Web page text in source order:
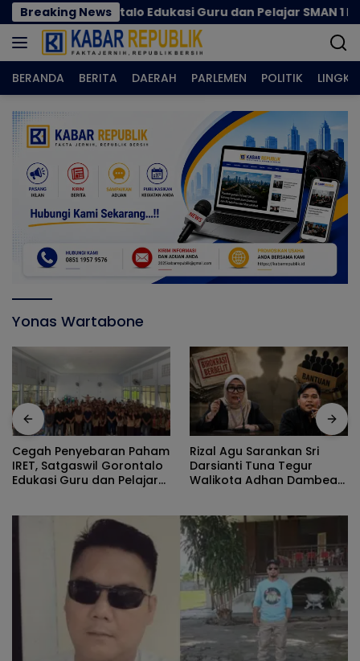
Langsung
ke
konten
Breaking News
Gorontalo Edukasi Guru dan Pelajar SMAN 1 Kabila
BERANDA BERITA DAERAH PARLEMEN POLITIK
Yonas Wartabone
Rizal Agu Sarankan Sri
Darsianti Tuna Tegur
Walikota Adhan Dambea
Gorontalo
Diduga Kerap Dipersulit
Wali Kota Adhan
Kasihan Warga Kota